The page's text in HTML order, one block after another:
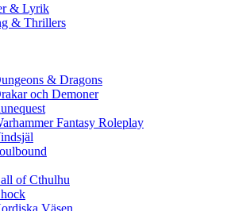
& Lyrik
& Thrillers
& Dragons
och Demoner
Fantasy Roleplay
of Cthulhu
Väsen